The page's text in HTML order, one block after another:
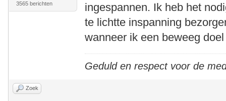
3565 berichten
ingespannen. Ik heb het
te lichtte inspanning
wanneer ik een beweeg
Geduld en respect voor de
Zoek